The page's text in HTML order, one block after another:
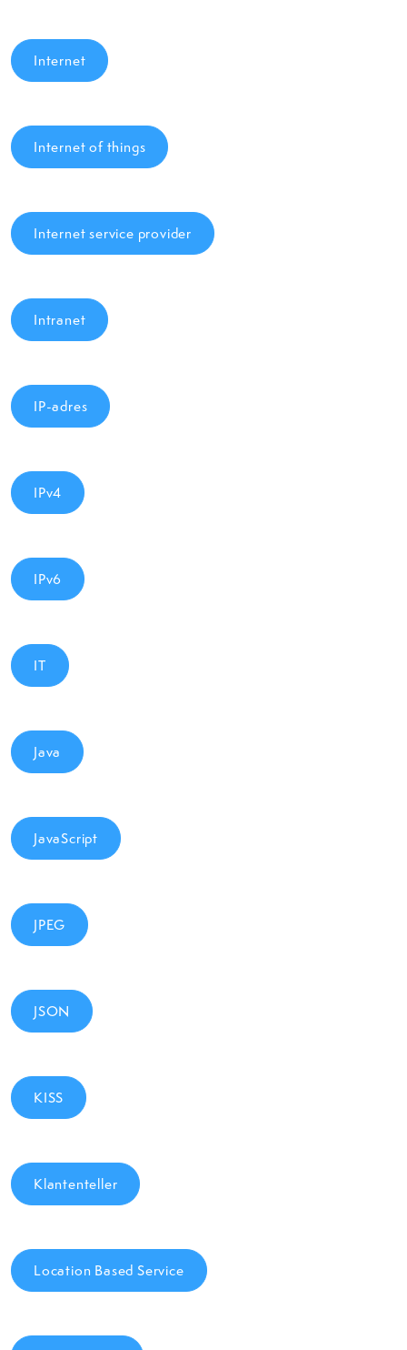
Internet
Internet of things
Internet service provider
Intranet
IP-adres
IPv4
IPv6
IT
Java
JavaScript
JPEG
JSON
KISS
Klantenteller
Location Based Service